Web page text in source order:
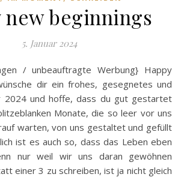
new beginnings
5. Januar 2024
dir ein frohes, gesegnetes und
2024 und hoffe, dass du gut gestartet
Monate, die so leer vor uns
warten, von uns gestaltet und gefüllt
ist es auch so, dass das Leben eben
nur weil wir uns daran gewöhnen
einer 3 zu schreiben, ist ja nicht gleich